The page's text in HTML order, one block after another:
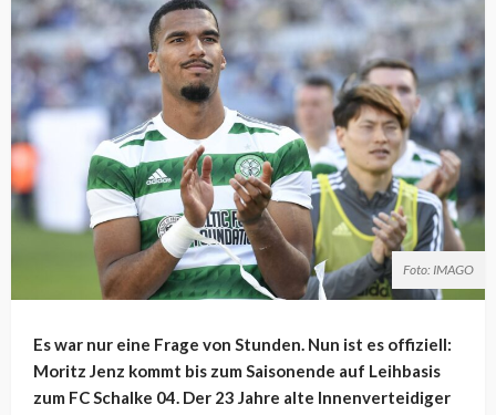
Foto: IMAGO
Es war nur eine Frage von Stunden. Nun ist es offiziell:
Moritz Jenz kommt bis zum Saisonende auf Leihbasis
zum FC Schalke 04. Der 23 Jahre alte Innenverteidiger